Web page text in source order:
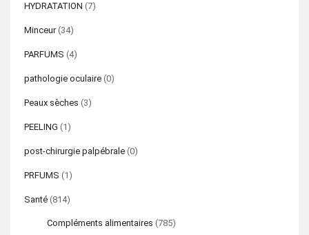
HYDRATATION (7)
Minceur (34)
PARFUMS (4)
pathologie oculaire (0)
Peaux sèches (3)
PEELING (1)
post-chirurgie palpébrale (0)
PRFUMS (1)
Santé (814)
Compléments alimentaires (785)